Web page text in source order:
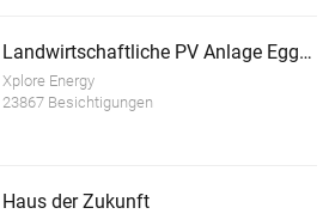
Landwirtschaftliche PV Anlage Eggmaier
Xplore Energy
23867 Besichtigungen
Haus der Zukunft